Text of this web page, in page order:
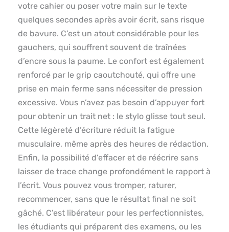
votre cahier ou poser votre main sur le texte
quelques secondes après avoir écrit, sans risque
de bavure. C’est un atout considérable pour les
gauchers, qui souffrent souvent de traînées
d’encre sous la paume. Le confort est également
renforcé par le grip caoutchouté, qui offre une
prise en main ferme sans nécessiter de pression
excessive. Vous n’avez pas besoin d’appuyer fort
pour obtenir un trait net : le stylo glisse tout seul.
Cette légèreté d’écriture réduit la fatigue
musculaire, même après des heures de rédaction.
Enfin, la possibilité d’effacer et de réécrire sans
laisser de trace change profondément le rapport à
l’écrit. Vous pouvez vous tromper, raturer,
recommencer, sans que le résultat final ne soit
gâché. C’est libérateur pour les perfectionnistes,
les étudiants qui préparent des examens, ou les